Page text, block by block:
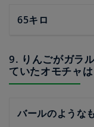
65キロ
9. りんごがガラ
ていたオモチャは
バールのような